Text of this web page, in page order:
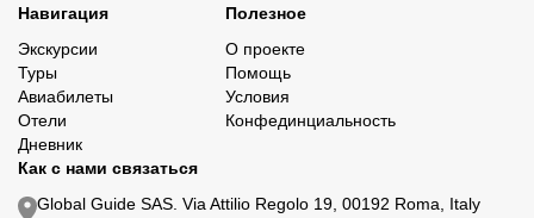
Навигация
Экскурсии
Туры
Авиабилеты
Отели
Дневник
Полезное
О проекте
Помощь
Условия
Конфединциальность
Как с нами связаться
Global Guide SAS. Via Attilio Regolo 19, 00192 Roma, Italy